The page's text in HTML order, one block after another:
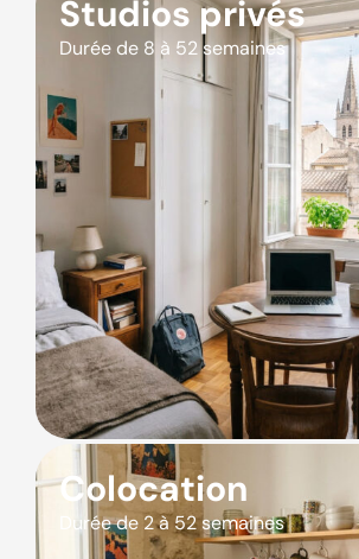
Studios privés
Durée de 8 à 52 semaines
Colocation
Durée de 2 à 52 semaines